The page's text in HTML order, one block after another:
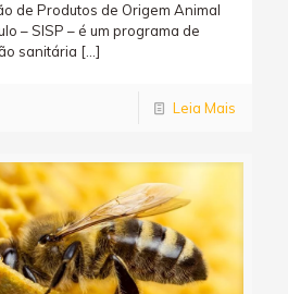
de Produtos de Origem Animal
– SISP – é um programa de
sanitária […]
Leia Mais